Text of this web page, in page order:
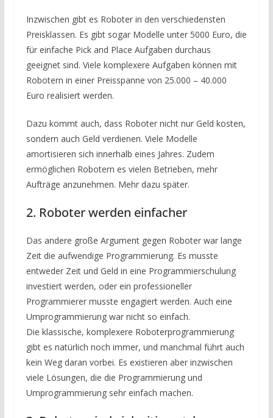
Inzwischen gibt es Roboter in den verschiedensten
Preisklassen. Es gibt sogar Modelle unter 5000 Euro, die
für einfache Pick and Place Aufgaben durchaus
geeignet sind. Viele komplexere Aufgaben können mit
Robotern in einer Preisspanne von 25.000 – 40.000
Euro realisiert werden.
Dazu kommt auch, dass Roboter nicht nur Geld kosten,
sondern auch Geld verdienen. Viele Modelle
amortisieren sich innerhalb eines Jahres. Zudem
ermöglichen Robotern es vielen Betrieben, mehr
Aufträge anzunehmen. Mehr dazu später.
2. Roboter werden einfacher
Das andere große Argument gegen Roboter war lange
Zeit die aufwendige Programmierung. Es musste
entweder Zeit und Geld in eine Programmierschulung
investiert werden, oder ein professioneller
Programmierer musste engagiert werden. Auch eine
Umprogrammierung war nicht so einfach.
Die klassische, komplexere Roboterprogrammierung
gibt es natürlich noch immer, und manchmal führt auch
kein Weg daran vorbei. Es existieren aber inzwischen
viele Lösungen, die die Programmierung und
Umprogrammierung sehr einfach machen.